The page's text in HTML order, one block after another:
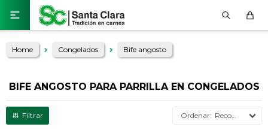

Home Congelados Bife angosto
BIFE ANGOSTO PARA PARRILLA EN CONGELADOS
Recomendados